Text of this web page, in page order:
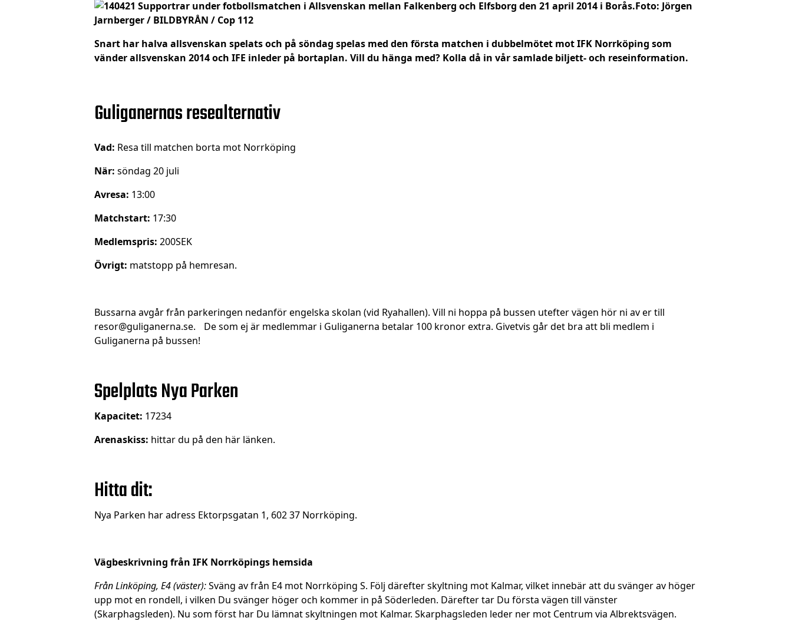
Snart har halva allsvenskan spelats och på söndag spelas med den första matchen i dubbelmötet mot IFK Norrköping som
vänder allsvenskan 2014 och IFE inleder på bortaplan. Vill du hänga med? Kolla då in vår samlade biljett- och reseinformation.
Guliganernas resealternativ
Vad: Resa till matchen borta mot Norrköping
När: söndag 20 juli
Avresa: 13:00
Matchstart: 17:30
Medlemspris: 200SEK
Övrigt: matstopp på hemresan.
Bussarna avgår från parkeringen nedanför engelska skolan (vid Ryahallen). Vill ni hoppa på bussen utefter vägen hör ni av er till
resor@guliganerna.se. De som ej är medlemmar i Guliganerna betalar 100 kronor extra. Givetvis går det bra att bli medlem i
Guliganerna på bussen!
Spelplats Nya Parken
Kapacitet: 17234
Arenaskiss: hittar du på den här länken.
Hitta dit:
Nya Parken har adress Ektorpsgatan 1, 602 37 Norrköping.
Vägbeskrivning från IFK Norrköpings hemsida
Från Linköping, E4 (väster):Sväng av från E4 mot Norrköping S. Följ därefter skyltning mot Kalmar, vilket innebär att du svänger av höger
upp mot en rondell, i vilken Du svänger höger och kommer in på Söderleden. Därefter tar Du första vägen till vänster
(Skarphagsleden). Nu som först har Du lämnat skyltningen mot Kalmar. Skarphagsleden leder ner mot Centrum via Albrektsvägen.